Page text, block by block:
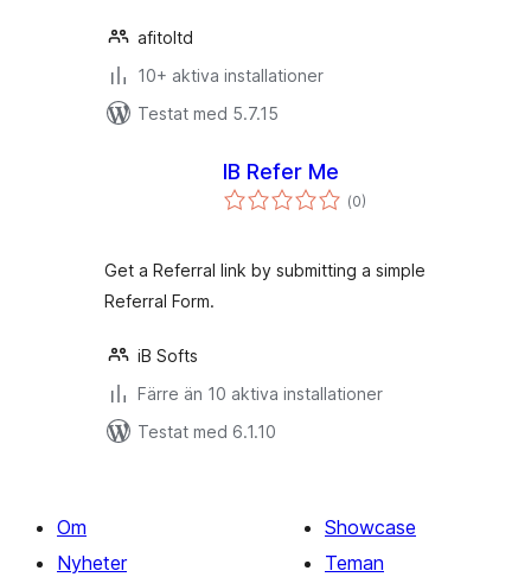
afitoltd
10+ aktiva installationer
Testat med 5.7.15
IB Refer Me
(Totalt
antal
0)
Get a Referral link by submitting a simple
Referral Form.
iB Softs
Färre än 10 aktiva installationer
Testat med 6.1.10
Om
Nyheter
Showcase
Teman